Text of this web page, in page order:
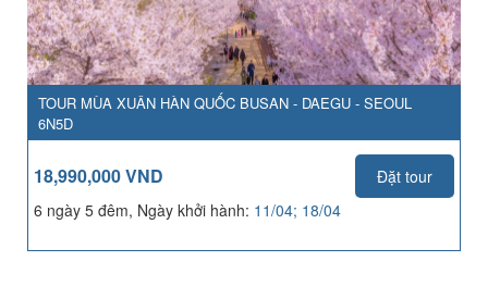
TOUR MÙA XUÂN HÀN QUỐC BUSAN - DAEGU - SEOUL
6N5D
18,990,000 VND
Đặt tour
6 ngày 5 đêm, Ngày khởi hành: 11/04; 18/04